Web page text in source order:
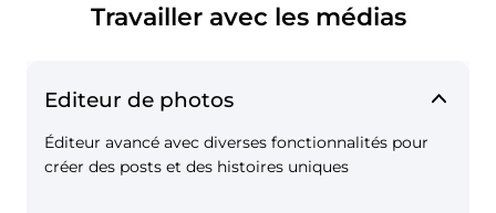
Travailler avec les médias
Editeur de photos
Éditeur avancé avec diverses fonctionnalités pour
créer des posts et des histoires uniques